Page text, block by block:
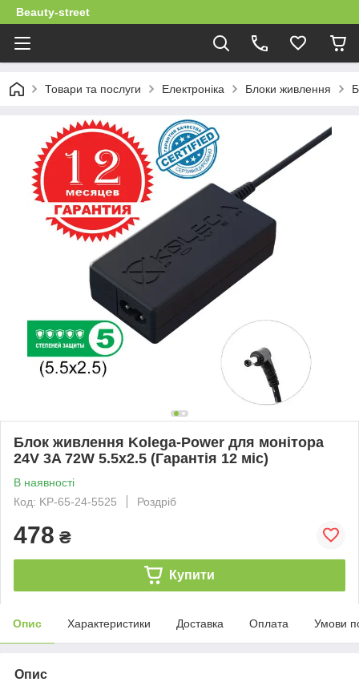
Beauty-street
Товари та послуги Електроніка Блоки живлення
Блок живлення Kolega-Power для монітора
24V 3A 72W 5.5x2.5 (Гарантія 12 міс)
В наявності
Код: KP-65-24-5525
Роздріб
478 ₴
Купити
Опис Характеристики Доставка Оплата Умови
Опис